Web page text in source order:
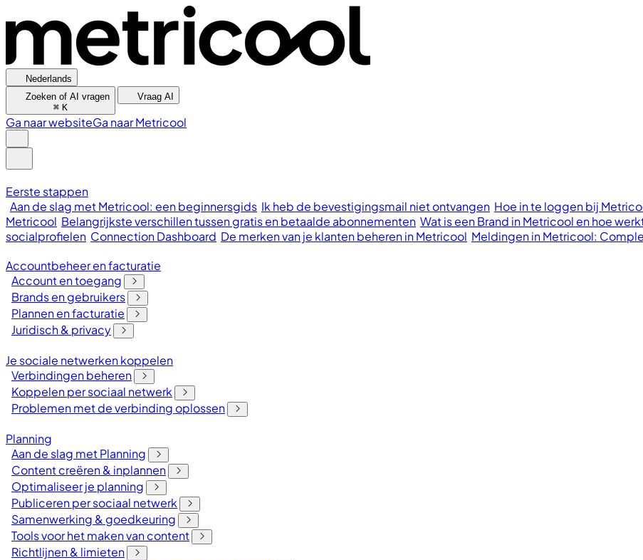
Nederlands
Zoeken of AI vragen
⌘ K
Vraag AI
Ga naar websiteGa naar Metricool
Eerste stappen
Aan de slag met Metricool: een beginnersgids Ik heb de bevestigingsmail niet ontvangen Hoe in te loggen bij
Metricool Belangrijkste verschillen tussen gratis en betaalde abonnementen Wat is een Brand in Metricool en hoe
socialprofielen Connection Dashboard De merken van je klanten beheren in Metricool Meldingen in Metricool:
Accountbeheer en facturatie
Account en toegang
Brands en gebruikers
Plannen en facturatie
Juridisch & privacy
Je sociale netwerken koppelen
Verbindingen beheren
Koppelen per sociaal netwerk
Problemen met de verbinding oplossen
Planning
Aan de slag met Planning
Content creëren & inplannen
Optimaliseer je planning
Publiceren per sociaal netwerk
Samenwerking & goedkeuring
Tools voor het maken van content
Richtlijnen & limieten